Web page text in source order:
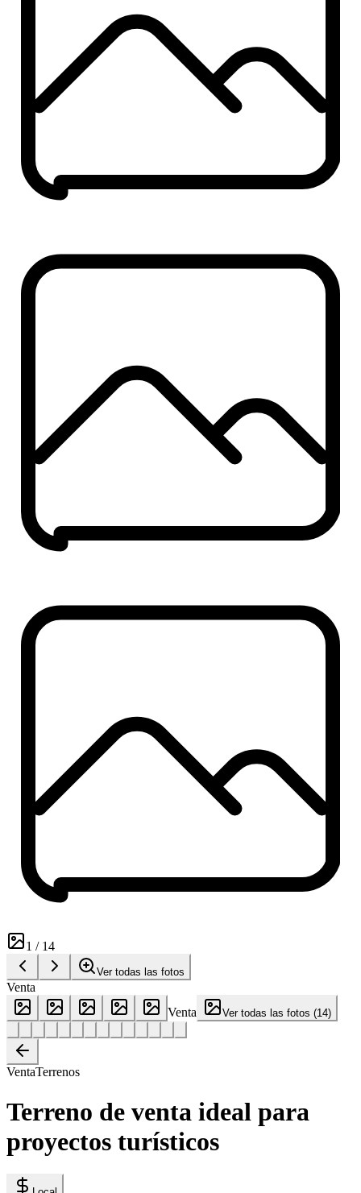
1 / 14
Ver todas las fotos
Venta
Venta
Ver todas las fotos (14)
VentaTerrenos
Terreno de venta ideal para
proyectos turísticos